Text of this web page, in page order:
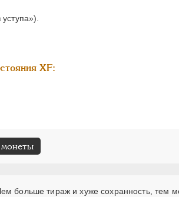
XF:
монеты
больше тираж и хуже сохранность, тем